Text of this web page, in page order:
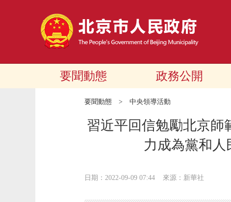
要聞動態 政務公開
要聞動態 > 中央領導活動
習近平回信勉勵北京師
力成為黨和人
日期：2022-09-09 07:44 來源：新華社